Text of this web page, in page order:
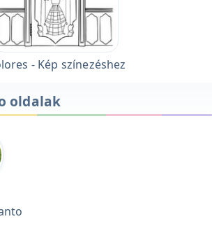
- Kép színezéshez
oldalak